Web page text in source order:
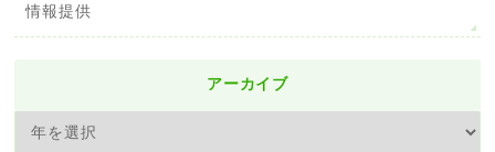
情報提供
アーカイブ